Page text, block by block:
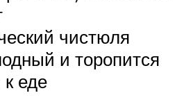
чистюля
и торопится
к еде